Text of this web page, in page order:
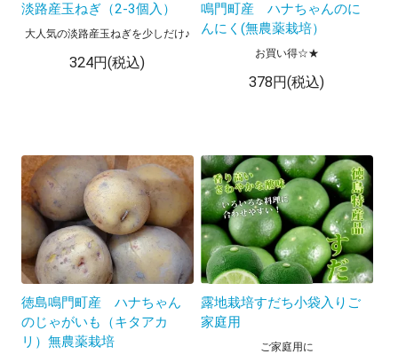
淡路産玉ねぎ（2-3個入）
大人気の淡路産玉ねぎを少しだけ♪
324円(税込)
鳴門町産 ハナちゃんのに
んにく(無農薬栽培）
お買い得☆★
378円(税込)
徳島鳴門町産 ハナちゃん
のじゃがいも（キタアカ
リ）無農薬栽培
露地栽培すだち小袋入りご
家庭用
ご家庭用に